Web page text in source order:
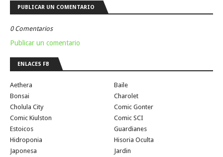
PUBLICAR UN COMENTARIO
0 Comentarios
Publicar un comentario
ENLACES FB
Aethera
Baile
Bonsai
Charolet
Cholula City
Comic Gonter
Comic Kiulston
Comic SCI
Estoicos
Guardianes
Hidroponia
Hisoria Oculta
Japonesa
Jardin